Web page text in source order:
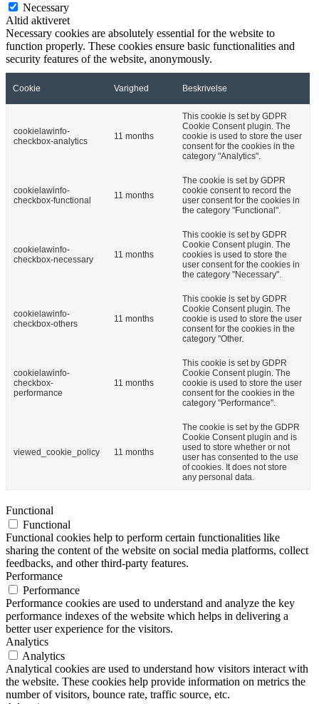
Necessary
Altid aktiveret
Necessary cookies are absolutely essential for the website to
function properly. These cookies ensure basic functionalities and
security features of the website, anonymously.
Cookie Varighed Beskrivelse
cookielawinfo-
checkbox-analytics
11 months
This cookie is set by GDPR
Cookie Consent plugin. The
cookie is used to store the user
consent for the cookies in the
category "Analytics".
cookielawinfo-
checkbox-functional
11 months
The cookie is set by GDPR
cookie consent to record the
user consent for the cookies in
the category "Functional".
cookielawinfo-
checkbox-necessary
11 months
This cookie is set by GDPR
Cookie Consent plugin. The
cookies is used to store the
user consent for the cookies in
the category "Necessary".
cookielawinfo-
checkbox-others
11 months
This cookie is set by GDPR
Cookie Consent plugin. The
cookie is used to store the user
consent for the cookies in the
category "Other.
cookielawinfo-
checkbox-
performance
11 months
This cookie is set by GDPR
Cookie Consent plugin. The
cookie is used to store the user
consent for the cookies in the
category "Performance".
viewed_cookie_policy 11 months
The cookie is set by the GDPR
Cookie Consent plugin and is
used to store whether or not
user has consented to the use
of cookies. It does not store
any personal data.
Functional
Functional
Functional cookies help to perform certain functionalities like
sharing the content of the website on social media platforms, collect
feedbacks, and other third-party features.
Performance
Performance
Performance cookies are used to understand and analyze the key
performance indexes of the website which helps in delivering a
better user experience for the visitors.
Analytics
Analytics
Analytical cookies are used to understand how visitors interact with
the website. These cookies help provide information on metrics the
number of visitors, bounce rate, traffic source, etc.